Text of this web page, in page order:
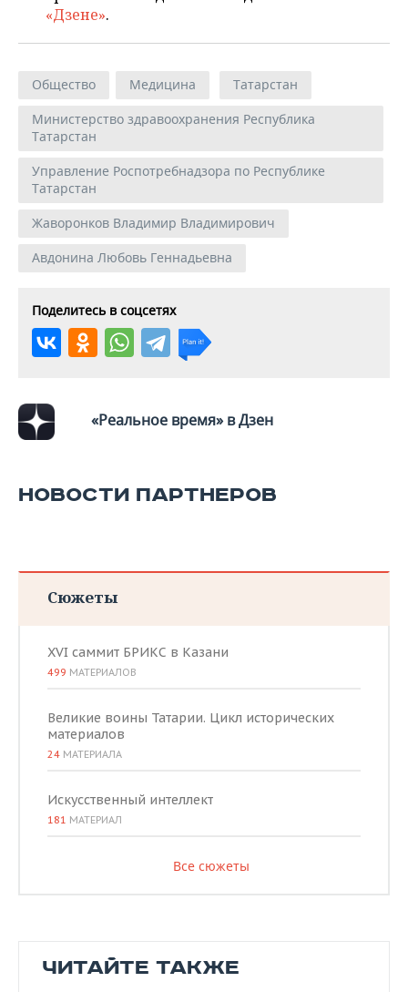
«Дзене».
Общество Медицина
Татарстан
Министерство здравоохранения Республика
Татарстан
Управление Роспотребнадзора по Республике
Татарстан
Жаворонков Владимир Владимирович
Авдонина Любовь Геннадьевна
Поделитесь в соцсетях
«Реальное время» в Дзен
НОВОСТИ ПАРТНЕРОВ
Сюжеты
XVI саммит БРИКС в Казани
499 МАТЕРИАЛОВ
Великие воины Татарии. Цикл исторических
материалов
24 МАТЕРИАЛА
Искусственный интеллект
181 МАТЕРИАЛ
Все сюжеты
ЧИТАЙТЕ ТАКЖЕ